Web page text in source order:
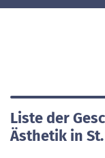
Liste der
Ästhetik in